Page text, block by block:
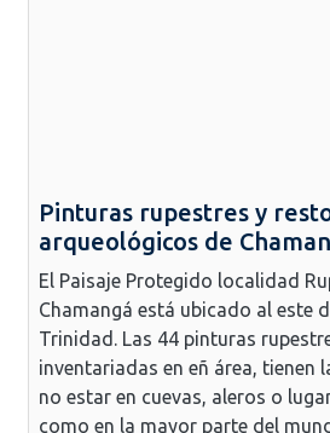
Pinturas rupestres y
arqueológicos de
El Paisaje Protegido localidad
Chamangá está ubicado al este
Trinidad. Las 44 pinturas
inventariadas en eñ área, tienen
no estar en cuevas, aleros o
como en la mayor parte del